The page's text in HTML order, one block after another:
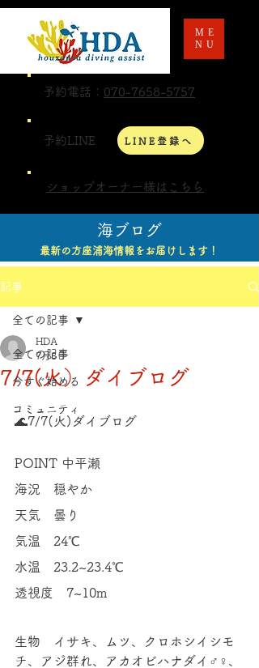
予約電話： 070-7658-5757
予約LINE LINE登録へ
ショップオーナー様はこちら
ME
NU
海ブログ
最新の方座浦海情報をお届けします！
記事
全ての記事
今すぐ始める
コミュニティ
全ての記事
7/7(火）ダイブログ
HDA
7月8日
🌊7/7(火)ダイブログ
POINT 中平瀬
海況　穏やか
天気　曇り
気温　24℃
水温　23.2~23.4℃
透視度　7~10m
生物　イサキ、ムツ、クロホシイシモ
チ、アジ群れ、アカオビハナダイ♂♀、